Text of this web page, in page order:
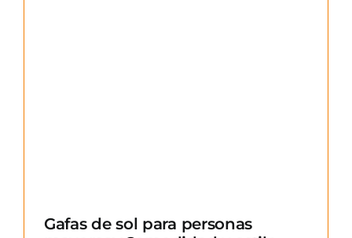
Gafas de sol para personas